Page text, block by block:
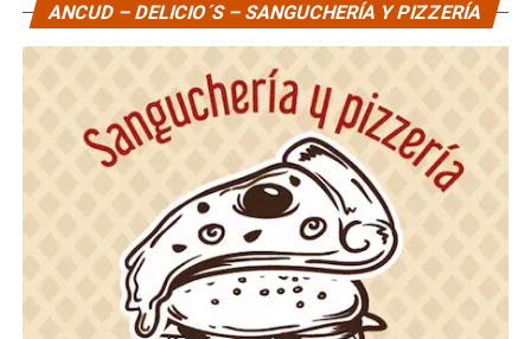
ANCUD – DELICIO´S – SANGUCHERÍA Y PIZZERÍA